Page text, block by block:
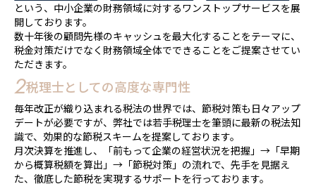
という、中小企業の財務領域に対するワンストップサービスを展
開しております。
数十年後の顧問先様のキャッシュを最大化することをテーマに、
税金対策だけでなく財務領域全体でできることをご提案させてい
ただきます。
2税理士としての高度な専門性
毎年改正が織り込まれる税法の世界では、節税対策も日々アップ
デートが必要ですが、弊社では若手税理士を筆頭に最新の税法知
識で、効果的な節税スキームを提案しております。
月次決算を推進し、「前もって企業の経営状況を把握」→「早期
から概算税額を算出」→「節税対策」の流れで、先手を見据え
た、徹底した節税を実現するサポートを行っております。